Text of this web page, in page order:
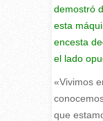
demostró
esta
encesta
el lado
«Vivimos
que